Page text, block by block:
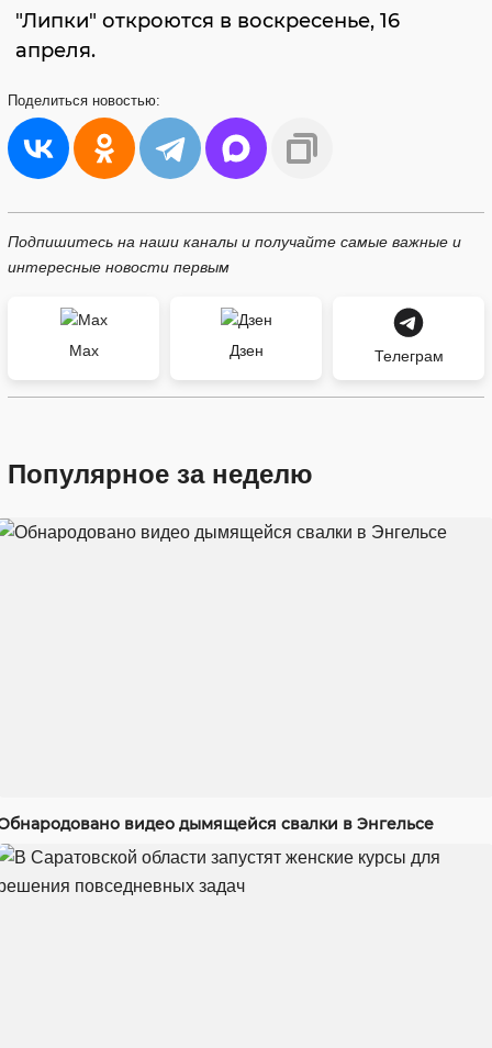
"Липки" откроются в воскресенье, 16
апреля.
Поделиться новостью:
Подпишитесь на наши каналы и получайте самые важные и
интересные новости первым
Max Дзен Телеграм
Популярное за неделю
видео дымящейся свалки в Энгельсе